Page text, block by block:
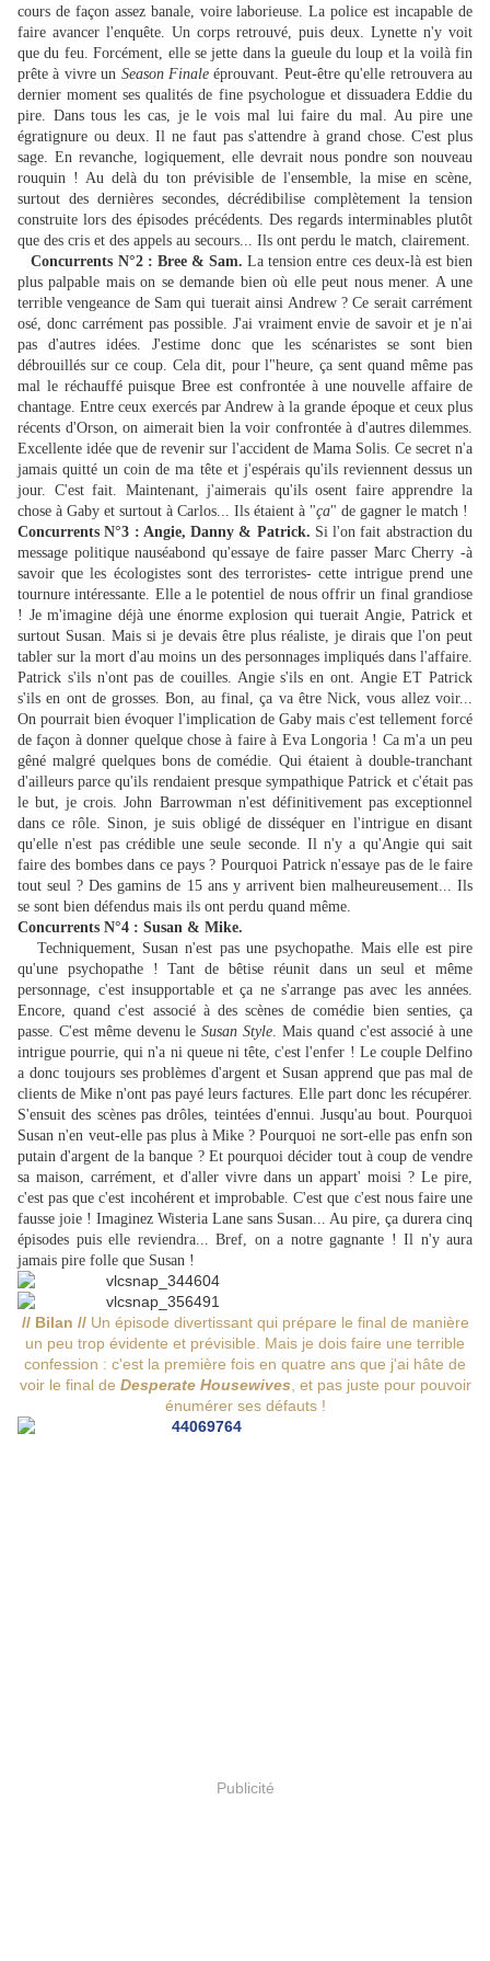
cours de façon assez banale, voire laborieuse. La police est incapable de
faire avancer l'enquête. Un corps retrouvé, puis deux. Lynette n'y voit
que du feu. Forcément, elle se jette dans la gueule du loup et la voilà fin
prête à vivre un Season Finale éprouvant. Peut-être qu'elle retrouvera au
dernier moment ses qualités de fine psychologue et dissuadera Eddie du
pire. Dans tous les cas, je le vois mal lui faire du mal. Au pire une
égratignure ou deux. Il ne faut pas s'attendre à grand chose. C'est plus
sage. En revanche, logiquement, elle devrait nous pondre son nouveau
rouquin ! Au delà du ton prévisible de l'ensemble, la mise en scène,
surtout des dernières secondes, décrédibilise complètement la tension
construite lors des épisodes précédents. Des regards interminables plutôt
que des cris et des appels au secours... Ils ont perdu le match, clairement.
Concurrents N°2 : Bree & Sam. La tension entre ces deux-là est bien
plus palpable mais on se demande bien où elle peut nous mener. A une
terrible vengeance de Sam qui tuerait ainsi Andrew ? Ce serait carrément
osé, donc carrément pas possible. J'ai vraiment envie de savoir et je n'ai
pas d'autres idées. J'estime donc que les scénaristes se sont bien
débrouillés sur ce coup. Cela dit, pour l"heure, ça sent quand même pas
mal le réchauffé puisque Bree est confrontée à une nouvelle affaire de
chantage. Entre ceux exercés par Andrew à la grande époque et ceux plus
récents d'Orson, on aimerait bien la voir confrontée à d'autres dilemmes.
Excellente idée que de revenir sur l'accident de Mama Solis. Ce secret n'a
jamais quitté un coin de ma tête et j'espérais qu'ils reviennent dessus un
jour. C'est fait. Maintenant, j'aimerais qu'ils osent faire apprendre la
chose à Gaby et surtout à Carlos... Ils étaient à "ça" de gagner le match !
Concurrents N°3 : Angie, Danny & Patrick. Si l'on fait abstraction du
message politique nauséabond qu'essaye de faire passer Marc Cherry -à
savoir que les écologistes sont des terroristes- cette intrigue prend une
tournure intéressante. Elle a le potentiel de nous offrir un final grandiose
! Je m'imagine déjà une énorme explosion qui tuerait Angie, Patrick et
surtout Susan. Mais si je devais être plus réaliste, je dirais que l'on peut
tabler sur la mort d'au moins un des personnages impliqués dans l'affaire.
Patrick s'ils n'ont pas de couilles. Angie s'ils en ont. Angie ET Patrick
s'ils en ont de grosses. Bon, au final, ça va être Nick, vous allez voir...
On pourrait bien évoquer l'implication de Gaby mais c'est tellement forcé
de façon à donner quelque chose à faire à Eva Longoria ! Ca m'a un peu
gêné malgré quelques bons de comédie. Qui étaient à double-tranchant
d'ailleurs parce qu'ils rendaient presque sympathique Patrick et c'était pas
le but, je crois. John Barrowman n'est définitivement pas exceptionnel
dans ce rôle. Sinon, je suis obligé de disséquer en l'intrigue en disant
qu'elle n'est pas crédible une seule seconde. Il n'y a qu'Angie qui sait
faire des bombes dans ce pays ? Pourquoi Patrick n'essaye pas de le faire
tout seul ? Des gamins de 15 ans y arrivent bien malheureusement... Ils
se sont bien défendus mais ils ont perdu quand même.
Concurrents N°4 : Susan & Mike.
Techniquement, Susan n'est pas une psychopathe. Mais elle est pire
qu'une psychopathe ! Tant de bêtise réunit dans un seul et même
personnage, c'est insupportable et ça ne s'arrange pas avec les années.
Encore, quand c'est associé à des scènes de comédie bien senties, ça
passe. C'est même devenu leSusan Style. Mais quand c'est associé à une
intrigue pourrie, qui n'a ni queue ni tête, c'est l'enfer ! Le couple Delfino
a donc toujours ses problèmes d'argent et Susan apprend que pas mal de
clients de Mike n'ont pas payé leurs factures. Elle part donc les récupérer.
S'ensuit des scènes pas drôles, teintées d'ennui. Jusqu'au bout. Pourquoi
Susan n'en veut-elle pas plus à Mike ? Pourquoi ne sort-elle pas enfn son
putain d'argent de la banque ? Et pourquoi décider tout à coup de vendre
sa maison, carrément, et d'aller vivre dans un appart' moisi ? Le pire,
c'est pas que c'est incohérent et improbable. C'est que c'est nous faire une
fausse joie ! Imaginez Wisteria Lane sans Susan... Au pire, ça durera cinq
épisodes puis elle reviendra... Bref, on a notre gagnante ! Il n'y aura
jamais pire folle que Susan !
// Bilan // Un épisode divertissant qui prépare le final de manière
un peu trop évidente et prévisible. Mais je dois faire une terrible
confession : c'est la première fois en quatre ans que j'ai hâte de
voir le final de Desperate Housewives , et pas juste pour pouvoir
énumérer ses défauts !
Publicité